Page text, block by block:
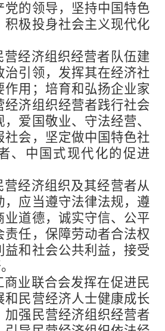
党的领导，坚持中国特色
积极投身社会主义现代化
营经济组织经营者队伍建
治引领，发挥其在经济社
作用；培育和弘扬企业家
经济组织经营者践行社会
爱国敬业、守法经营、
社会，坚定做中国特色社
、中国式现代化的促进
经济组织及其经营者从
，应当遵守法律法规，遵
业道德，诚实守信、公平
责任，保障劳动者合法权
益和社会公共利益，接受
业联合会发挥在促进民
和民营经济人士健康成长
加强民营经济组织经营者